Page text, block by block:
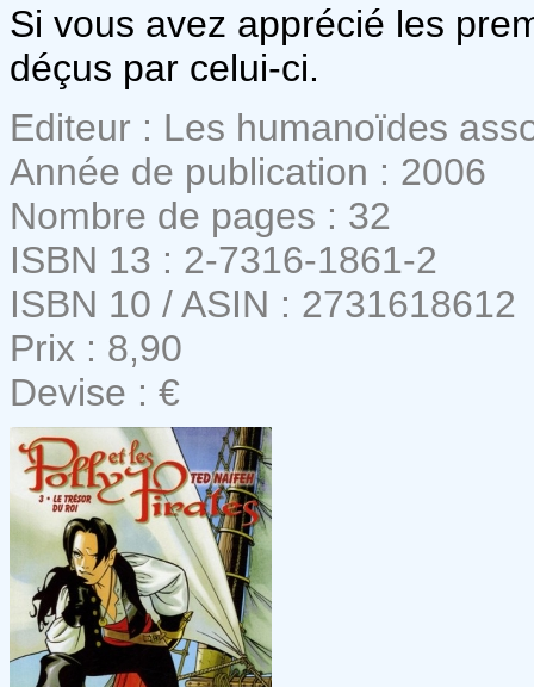
Si vous avez apprécié les
déçus par celui-ci.
Editeur : Les humanoïdes
Année de publication : 2006
Nombre de pages : 32
ISBN 13 : 2-7316-1861-2
ISBN 10 / ASIN : 2731618612
Prix : 8,90
Devise : €